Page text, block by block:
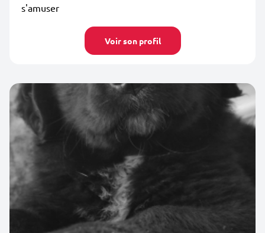
s'amuser
Voir son profil